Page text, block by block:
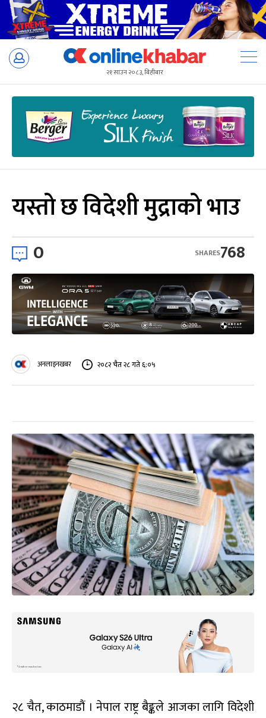
Skip
२१ साउन २०८३, बिहीबार
यस्तो छ विदेशी मुद्राको भाउ
0 768
SHARES
अनलाइनखबर २०८२ चैत २८ गते ६:०५
२८ चैत, काठमाडौं । नेपाल राष्ट्र बैङ्कले आजका लागि विदेशी